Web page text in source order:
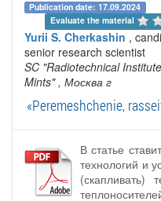
Publication date: 17.09.2024
Evaluate the material
Yurii S. Cherkashin ,
senior research scientist
SC "Radiotechnical
Mints" , Москва г
«Peremeshchenie,
В статье
технологий и
(скапливать)